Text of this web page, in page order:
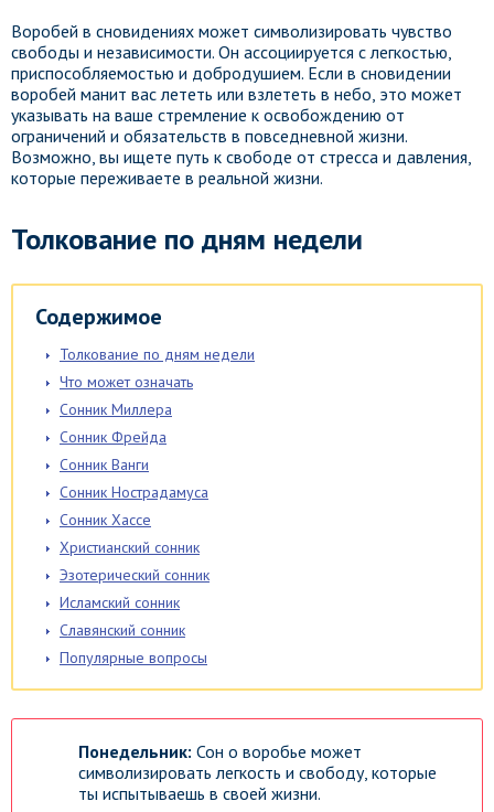
Воробей в сновидениях может символизировать чувство
свободы и независимости. Он ассоциируется с легкостью,
приспособляемостью и добродушием. Если в сновидении
воробей манит вас лететь или взлететь в небо, это может
указывать на ваше стремление к освобождению от
ограничений и обязательств в повседневной жизни.
Возможно, вы ищете путь к свободе от стресса и давления,
которые переживаете в реальной жизни.
Толкование по дням недели
Содержимое
Толкование по дням недели
Что может означать
Сонник Миллера
Сонник Фрейда
Сонник Ванги
Сонник Нострадамуса
Сонник Хассе
Христианский сонник
Эзотерический сонник
Исламский сонник
Славянский сонник
Популярные вопросы
Понедельник: Сон о воробье может
символизировать легкость и свободу, которые
ты испытываешь в своей жизни.